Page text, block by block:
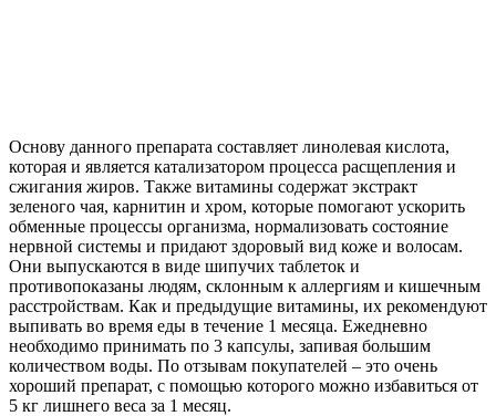
Основу данного препарата составляет линолевая кислота,
которая и является катализатором процесса расщепления и
сжигания жиров. Также витамины содержат экстракт
зеленого чая, карнитин и хром, которые помогают ускорить
обменные процессы организма, нормализовать состояние
нервной системы и придают здоровый вид коже и волосам.
Они выпускаются в виде шипучих таблеток и
противопоказаны людям, склонным к аллергиям и кишечным
расстройствам. Как и предыдущие витамины, их рекомендуют
выпивать во время еды в течение 1 месяца. Ежедневно
необходимо принимать по 3 капсулы, запивая большим
количеством воды. По отзывам покупателей – это очень
хороший препарат, с помощью которого можно избавиться от
5 кг лишнего веса за 1 месяц.